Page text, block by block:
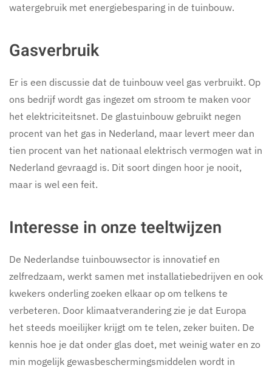
watergebruik met energiebesparing in de tuinbouw.
Gasverbruik
Er is een discussie dat de tuinbouw veel gas verbruikt. Op
ons bedrijf wordt gas ingezet om stroom te maken voor
het elektriciteitsnet. De glastuinbouw gebruikt negen
procent van het gas in Nederland, maar levert meer dan
tien procent van het nationaal elektrisch vermogen wat in
Nederland gevraagd is. Dit soort dingen hoor je nooit,
maar is wel een feit.
Interesse in onze teeltwijzen
De Nederlandse tuinbouwsector is innovatief en
zelfredzaam, werkt samen met installatiebedrijven en ook
kwekers onderling zoeken elkaar op om telkens te
verbeteren. Door klimaatverandering zie je dat Europa
het steeds moeilijker krijgt om te telen, zeker buiten. De
kennis hoe je dat onder glas doet, met weinig water en zo
min mogelijk gewasbeschermingsmiddelen wordt in